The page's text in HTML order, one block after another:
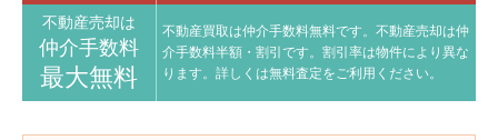
不動産売却は
仲介手数料
最大無料
不動産買取は仲介手数料無料です。 不動産売却は仲
介手数料半額・割引です。 割引率は物件により異な
ります。 詳しくは無料査定をご利用ください。